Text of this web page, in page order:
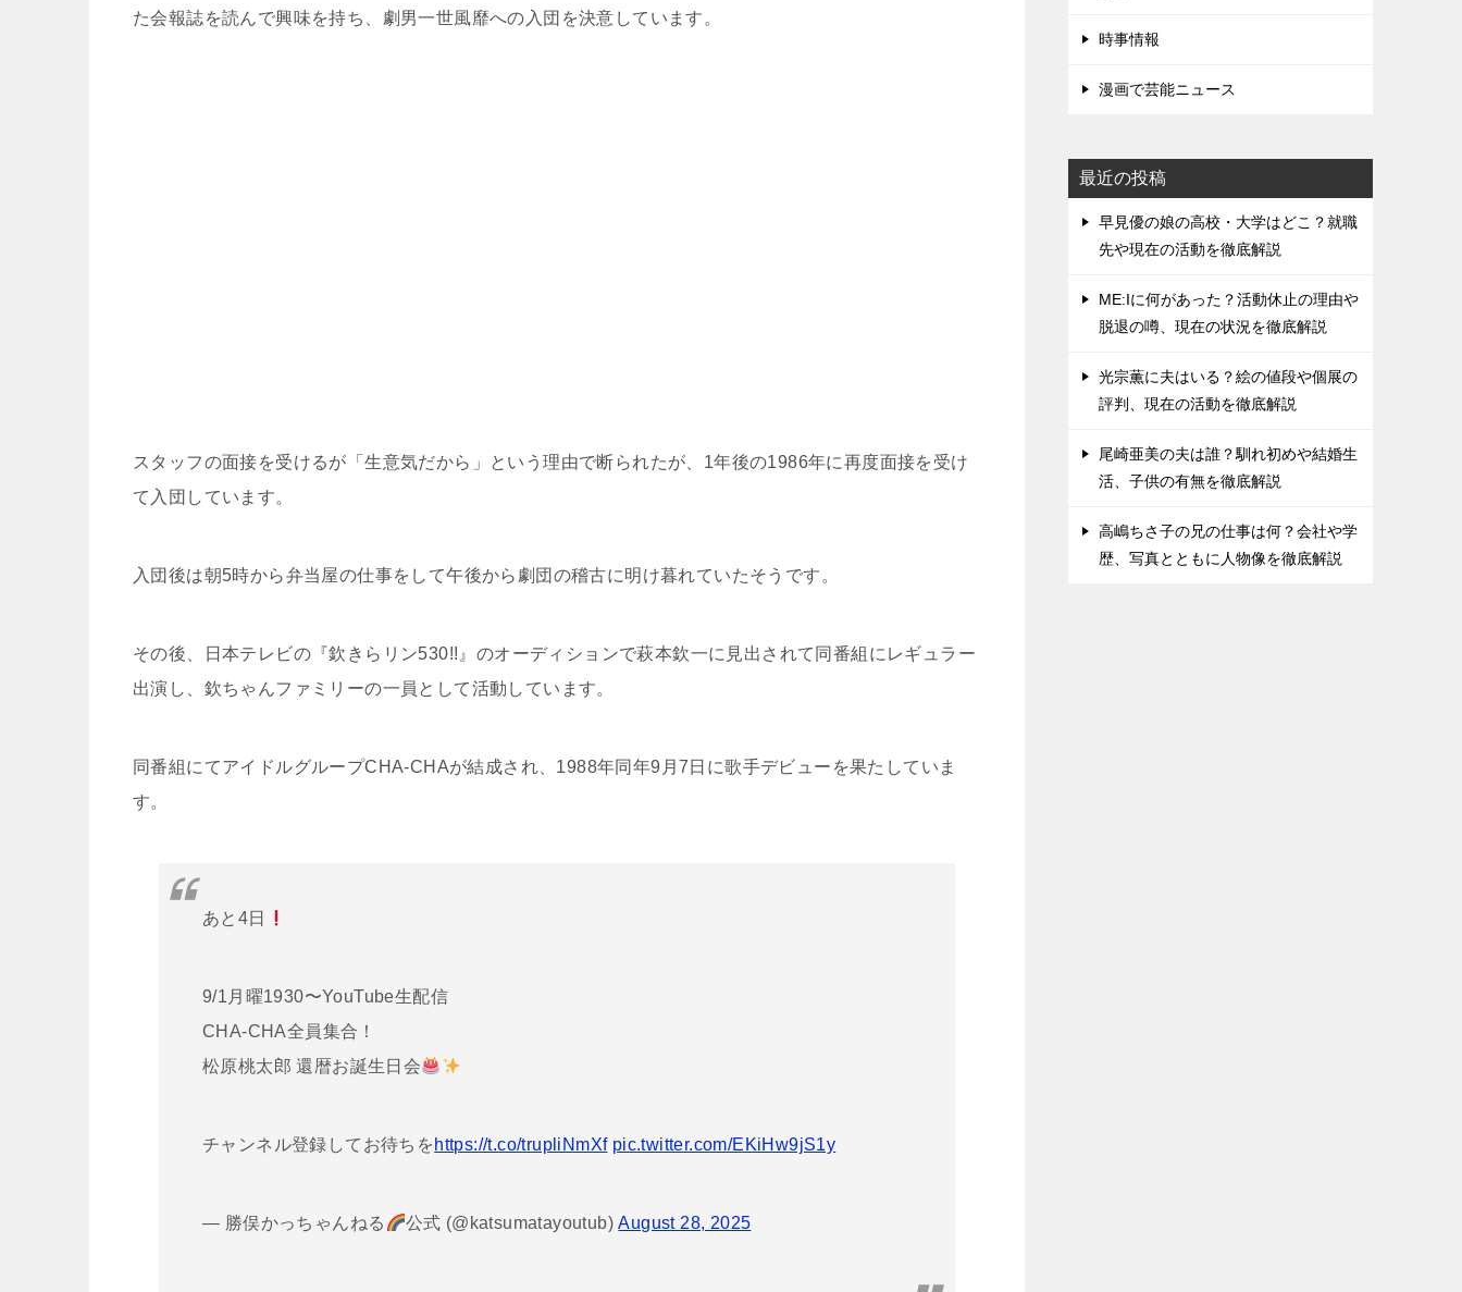
た会報誌を読んで興味を持ち、劇男一世風靡への入団を決意しています。
スタッフの面接を受けるが「生意気だから」という理由で断られたが、1年後の1986年に再度面接を受け
て入団しています。
入団後は朝5時から弁当屋の仕事をして午後から劇団の稽古に明け暮れていたそうです。
その後、日本テレビの『欽きらリン530!!』のオーディションで萩本欽一に見出されて同番組にレギュラー
出演し、欽ちゃんファミリーの一員として活動しています。
同番組にてアイドルグループCHA-CHAが結成され、1988年同年9月7日に歌手デビューを果たしていま
す。
あと4日
9/1月曜1930〜YouTube生配信
CHA-CHA全員集合！
松原桃太郎 還暦お誕生日会
チャンネル登録してお待ちを https://t.co/trupliNmXf pic.twitter.com/EKiHw9jS1y
— 勝俣かっちゃんねる 公式 (@katsumatayoutub)August 28, 2025
時事情報
漫画で芸能ニュース
最近の投稿
早見優の娘の高校・大学はどこ？就職
先や現在の活動を徹底解説
ME:Iに何があった？活動休止の理由や
脱退の噂、現在の状況を徹底解説
光宗薫に夫はいる？絵の値段や個展の
評判、現在の活動を徹底解説
尾崎亜美の夫は誰？馴れ初めや結婚生
活、子供の有無を徹底解説
高嶋ちさ子の兄の仕事は何？会社や学
歴、写真とともに人物像を徹底解説